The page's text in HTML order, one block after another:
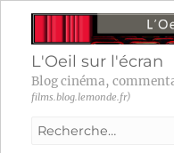
L'Oeil sur l'écran
Blog cinéma,
films.blog.lemonde.fr)
Recherche